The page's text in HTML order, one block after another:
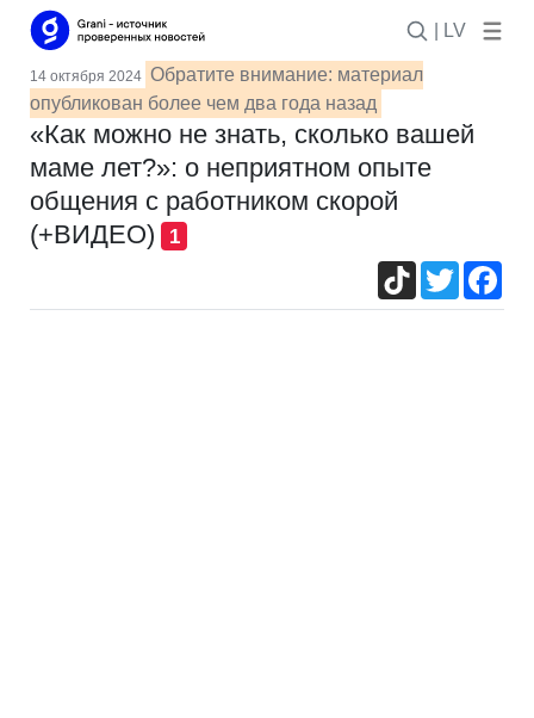
| LV
14 октября 2024 Обратите внимание: материал
опубликован более чем два года назад
«Как можно не знать, сколько вашей
маме лет?»: о неприятном опыте
общения с работником скорой
(+ВИДЕО)
1
TikTokTwitter